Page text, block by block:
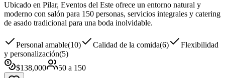
Ubicado en Pilar, Eventos del Este ofrece un entorno natural y
moderno con salón para 150 personas, servicios integrales y catering
de asado tradicional para una boda inolvidable.
Personal amable(10) Calidad de la comida(6)
Flexibilidad
y personalización(5)
$138,000 50 a 150